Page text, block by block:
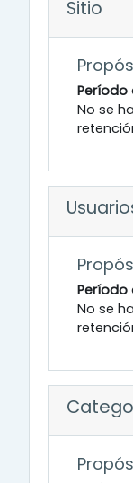
Sitio
Período
No se
Período
No se